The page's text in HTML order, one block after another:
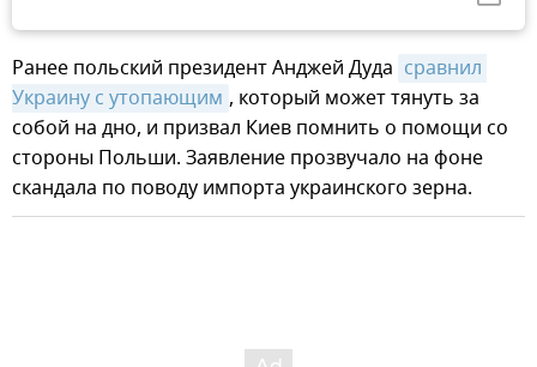
Ранее польский президент Анджей Дуда сравнил
Украину с утопающим , который может тянуть за
собой на дно, и призвал Киев помнить о помощи со
стороны Польши. Заявление прозвучало на фоне
скандала по поводу импорта украинского зерна.